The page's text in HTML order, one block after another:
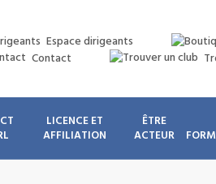
Espace dirigeants
Contact
LICENCE ET
AFFILIATION
ÊTRE
ACTEUR